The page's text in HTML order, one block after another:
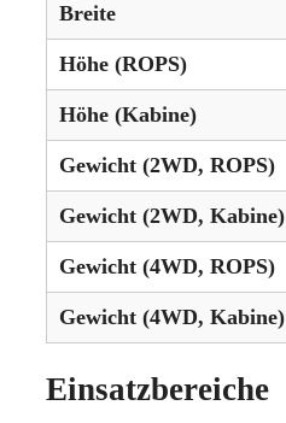
Breite
Höhe (ROPS)
Höhe (Kabine)
Gewicht (2WD, ROPS)
Gewicht (2WD, Kabine)
Gewicht (4WD, ROPS)
Gewicht (4WD, Kabine)
Einsatzbereiche